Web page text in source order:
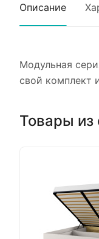
Описание
Модульная
свой комплект
Товары из